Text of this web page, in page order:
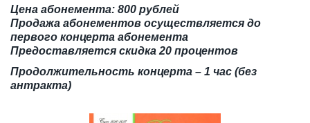
Цена абонемента: 800 рублей
Продажа абонементов осуществляется до
первого концерта абонемента
Предоставляется скидка 20 процентов
Продолжительность концерта – 1 час (без
антракта)